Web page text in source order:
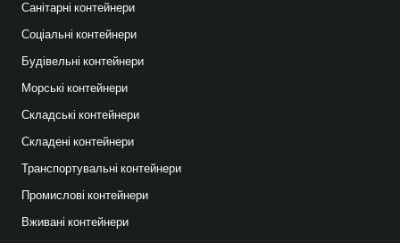
Санітарні контейнери
Соціальні контейнери
Будівельні контейнери
Морські контейнери
Складські контейнери
Складені контейнери
Транспортувальні контейнери
Промислові контейнери
Вживані контейнери